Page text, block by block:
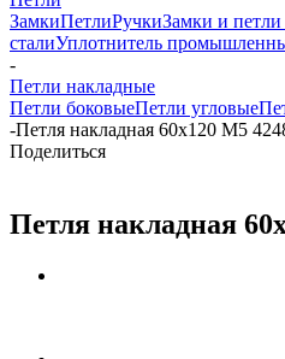
ЗамкиПетлиРучкиЗамки и
сталиУплотнитель
-
Петли накладные
Петли боковыеПетли угловые
-Петля накладная 60х120 М5
Поделиться
Петля накладная